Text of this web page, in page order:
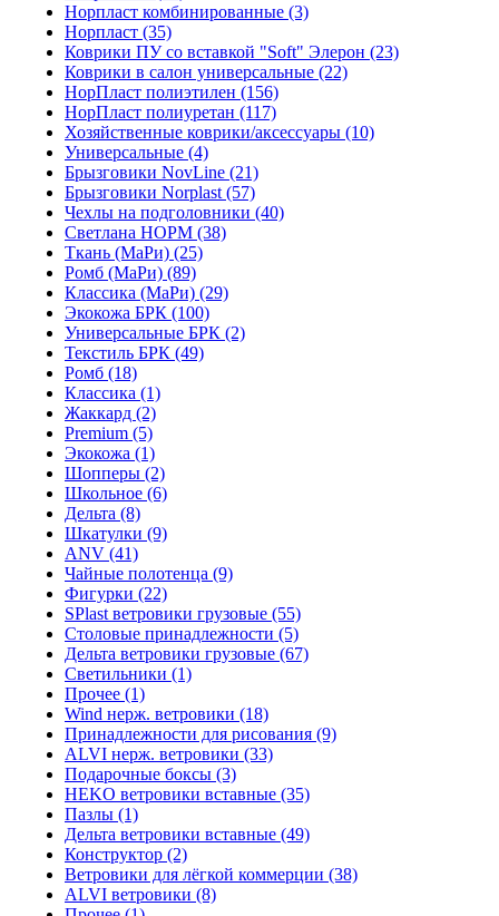
Норпласт комбинированные (3)
Норпласт (35)
Коврики ПУ со вставкой "Soft" Элерон (23)
Коврики в салон универсальные (22)
НорПласт полиэтилен (156)
НорПласт полиуретан (117)
Хозяйственные коврики/аксессуары (10)
Универсальные (4)
Брызговики NovLine (21)
Брызговики Norplast (57)
Чехлы на подголовники (40)
Светлана НОРМ (38)
Ткань (МаРи) (25)
Ромб (МаРи) (89)
Классика (МаРи) (29)
Экокожа БРК (100)
Универсальные БРК (2)
Текстиль БРК (49)
Ромб (18)
Классика (1)
Жаккард (2)
Premium (5)
Экокожа (1)
Шопперы (2)
Школьное (6)
Дельта (8)
Шкатулки (9)
ANV (41)
Чайные полотенца (9)
Фигурки (22)
SPlast ветровики грузовые (55)
Столовые принадлежности (5)
Дельта ветровики грузовые (67)
Светильники (1)
Прочее (1)
Wind нерж. ветровики (18)
Принадлежности для рисования (9)
ALVI нерж. ветровики (33)
Подарочные боксы (3)
HEKO ветровики вставные (35)
Пазлы (1)
Дельта ветровики вставные (49)
Конструктор (2)
Ветровики для лёгкой коммерции (38)
ALVI ветровики (8)